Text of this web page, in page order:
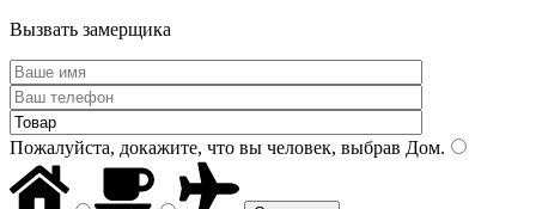
Вызвать замерщика
Пожалуйста, докажите, что вы человек, выбрав Дом.